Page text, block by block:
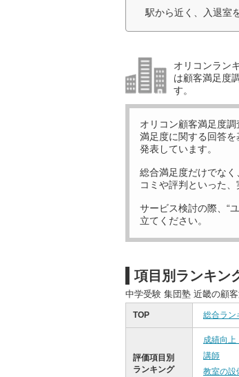
駅から近く、入退室
オリコンラン
は顧客満足度
す。
オリコン顧客満足度
満足度に関する回答
発表しています。
総合満足度だけでな
コミや評判といった
サービス検討の際、“
立てください。
項目別ランキン
中学受験 集団塾 近畿の顧
TOP 総合ラン
評価項目別
ランキング
成績向上
講師
教室の設